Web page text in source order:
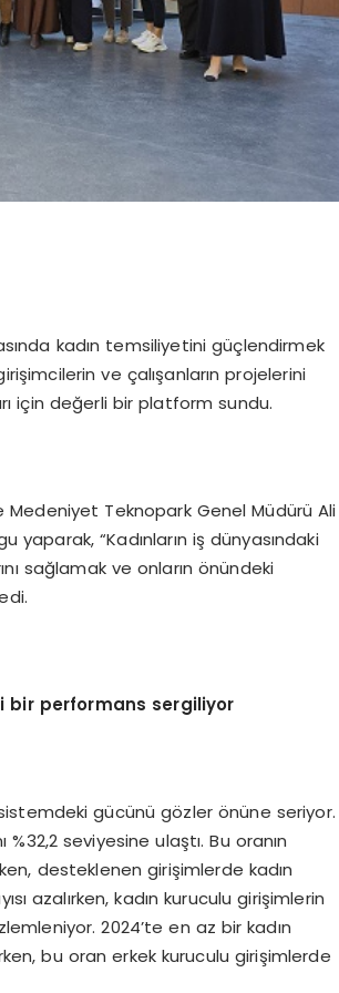
kadın temsiliyetini güçlendirmek
ve çalışanların projelerini
için değerli bir platform sundu.
Teknopark Genel Müdürü Ali
“Kadınların iş dünyasındaki
sağlamak ve onların önündeki
bir performans sergiliyor
gücünü gözler önüne seriyor.
seviyesine ulaştı. Bu oranın
desteklenen girişimlerde kadın
azalırken, kadın kuruculu girişimlerin
2024’te en az bir kadın
bu oran erkek kuruculu girişimlerde